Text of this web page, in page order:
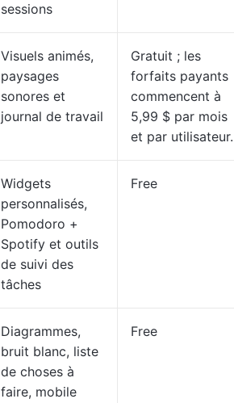
sessions
Visuels animés,
paysages
sonores et
journal de travail
Gratuit ; les
forfaits payants
commencent à
5,99 $ par mois
et par utilisateur.
Widgets
personnalisés,
Pomodoro +
Spotify et outils
de suivi des
tâches
Free
Diagrammes,
bruit blanc, liste
de choses à
faire, mobile
Free